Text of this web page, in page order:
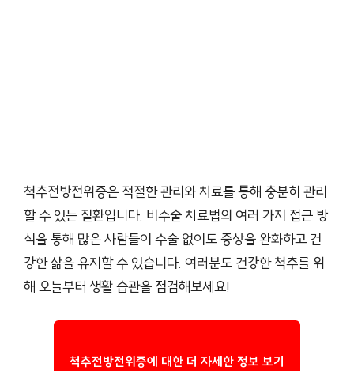
척추전방전위증은 적절한 관리와 치료를 통해 충분히 관리
할 수 있는 질환입니다. 비수술 치료법의 여러 가지 접근 방
식을 통해 많은 사람들이 수술 없이도 증상을 완화하고 건
강한 삶을 유지할 수 있습니다. 여러분도 건강한 척추를 위
해 오늘부터 생활 습관을 점검해보세요!
척추전방전위증에 대한 더 자세한 정보 보기